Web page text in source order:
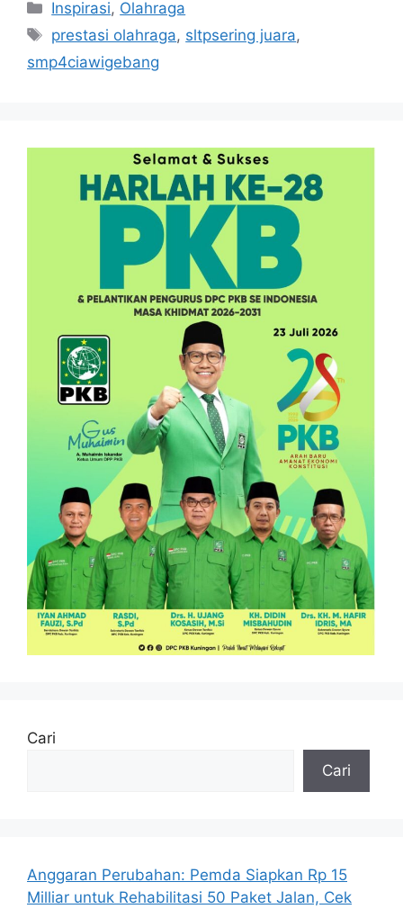
Kategori
Inspirasi, Olahraga
Tag
prestasi olahraga, sltpsering juara,
smp4ciawigebang
Cari
Cari
Anggaran Perubahan: Pemda Siapkan Rp 15
Milliar untuk Rehabilitasi 50 Paket Jalan, Cek